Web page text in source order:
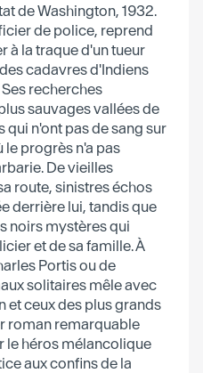
de Washington, 1932.
de police, reprend
à la traque d'un tueur
cadavres d'Indiens
recherches
sauvages vallées de
qui n'ont pas de sang sur
le progrès n'a pas
De vieilles
route, sinistres échos
derrière lui, tandis que
noirs mystères qui
et de sa famille. À
Portis ou de
solitaires mêle avec
et ceux des plus grands
roman remarquable
le héros mélancolique
aux confins de la